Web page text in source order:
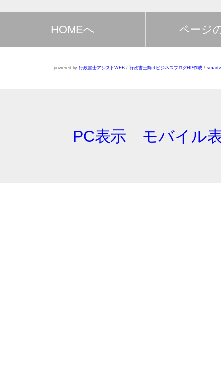
HOMEへ ページ
powered by 行政書士アシストWEB/ 行政書士向けビジネスブログHP作成/
PC表示 モバイル